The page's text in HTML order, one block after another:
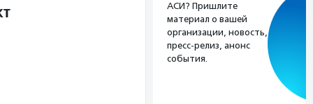
АСИ? Пришлите
материал о вашей
организации, новость,
пресс-релиз, анонс
события.